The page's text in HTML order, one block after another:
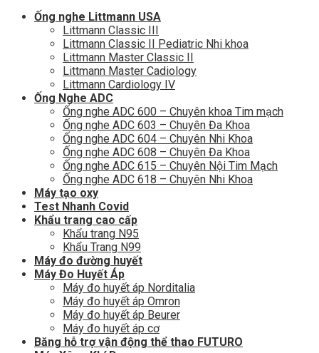
Ống nghe Littmann USA
Littmann Classic III
Littmann Classic II Pediatric Nhi khoa
Littmann Master Classic II
Littmann Master Cadiology
Littmann Cardiology IV
Ống Nghe ADC
Ống nghe ADC 600 – Chuyên khoa Tim mạch
Ống nghe ADC 603 – Chuyên Đa Khoa
Ống nghe ADC 604 – Chuyên Nhi Khoa
Ống nghe ADC 608 – Chuyên Đa Khoa
Ống nghe ADC 615 – Chuyên Nội Tim Mạch
Ống nghe ADC 618 – Chuyên Nhi Khoa
Máy tạo oxy
Test Nhanh Covid
Khẩu trang cao cấp
Khẩu trang N95
Khẩu Trang N99
Máy đo đường huyết
Máy Đo Huyết Áp
Máy đo huyết áp Norditalia
Máy đo huyết áp Omron
Máy đo huyết áp Beurer
Máy đo huyết áp cơ
Băng hỗ trợ vận động thể thao FUTURO